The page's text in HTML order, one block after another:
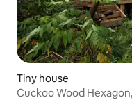
Tiny house
Cuckoo Wood